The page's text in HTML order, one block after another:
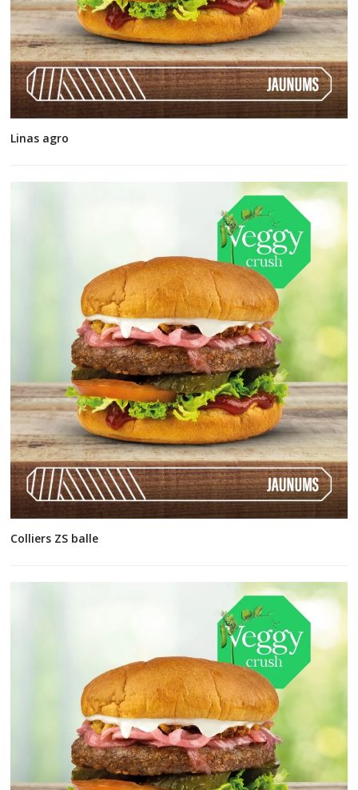
Linas agro
Colliers ZS balle